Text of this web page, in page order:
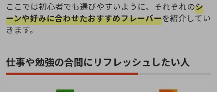
ここでは初心者でも選びやすいように、それぞれのシ
ーンや好みに合わせたおすすめフレーバーを紹介してい
きます。
仕事や勉強の合間にリフレッシュしたい人